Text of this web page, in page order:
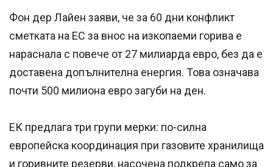
Фон дер Лайен заяви, че за 60 дни конфликт
сметката на ЕС за внос на изкопаеми горива е
нараснала с повече от 27 милиарда евро, без да е
доставена допълнителна енергия. Това означава
почти 500 милиона евро загуби на ден.
ЕК предлага три групи мерки: по-силна
европейска координация при газовите хранилища
и горивните резерви, насочена подкрепа само за